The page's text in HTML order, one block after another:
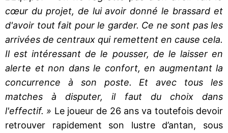
cœur du projet, de lui avoir donné le brassard et
d'avoir tout fait pour le garder. Ce ne sont pas les
arrivées de centraux qui remettent en cause cela.
Il est intéressant de le pousser, de le laisser en
alerte et non dans le confort, en augmentant la
concurrence à son poste. Et avec tous les
matches à disputer, il faut du choix dans
l'effectif. » Le joueur de 26 ans va toutefois devoir
retrouver rapidement son lustre d’antan, sous